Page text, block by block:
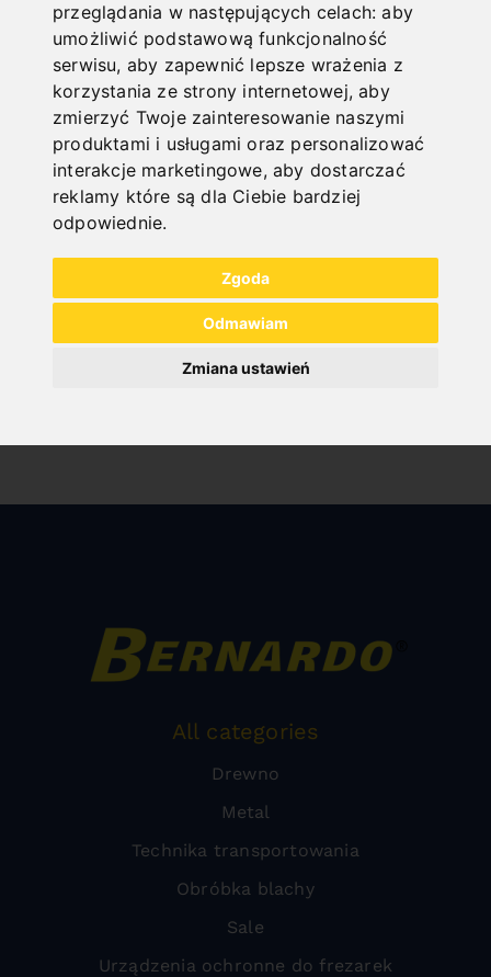
przeglądania w następujących celach:aby
umożliwić podstawową funkcjonalność
serwisu, aby zapewnić lepsze wrażenia z
korzystania ze strony internetowej,aby
zmierzyć Twoje zainteresowanie naszymi
produktami i usługami oraz personalizować
interakcje marketingowe,aby dostarczać
reklamy które są dla Ciebie bardziej
odpowiednie.
Zgoda
Odmawiam
Zmiana ustawień
PODAJNIKI ROLKOWE
All categories
Drewno
Metal
Technika transportowania
Obróbka blachy
Sale
Urządzenia ochronne do frezarek